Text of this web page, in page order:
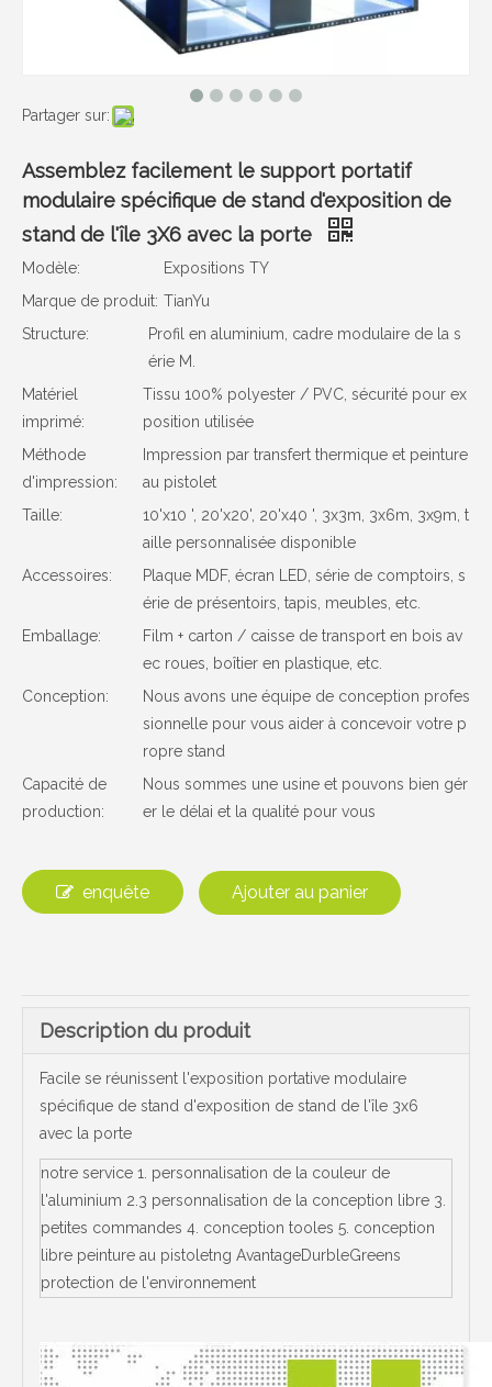
Partager sur:
Assemblez facilement le support portatif
modulaire spécifique de stand d'exposition de
stand de l'île 3X6 avec la porte
Modèle:
Expositions TY
Marque de produit: TianYu
Structure:
Profil en aluminium, cadre modulaire de la s
érie M.
Matériel
imprimé:
Tissu 100% polyester / PVC, sécurité pour ex
position utilisée
Méthode
d'impression:
Impression par transfert thermique et peinture
au pistolet
Taille:
10'x10 ', 20'x20', 20'x40 ', 3x3m, 3x6m, 3x9m, t
aille personnalisée disponible
Accessoires:
Plaque MDF, écran LED, série de comptoirs, s
érie de présentoirs, tapis, meubles, etc.
Emballage:
Film + carton / caisse de transport en bois av
ec roues, boîtier en plastique, etc.
Conception:
Nous avons une équipe de conception profes
sionnelle pour vous aider à concevoir votre p
ropre stand
Capacité de
production:
Nous sommes une usine et pouvons bien gér
er le délai et la qualité pour vous
enquête Ajouter au panier
Description du produit
Facile se réunissent l'exposition portative modulaire
spécifique de stand d'exposition de stand de l'île 3x6
avec la porte
notre service 1. personnalisation de la couleur de
l'aluminium 2.3 personnalisation de la conception libre 3.
petites commandes 4. conception tooles 5. conception
libre peinture au pistoletng AvantageDurbleGreens
protection de l'environnement